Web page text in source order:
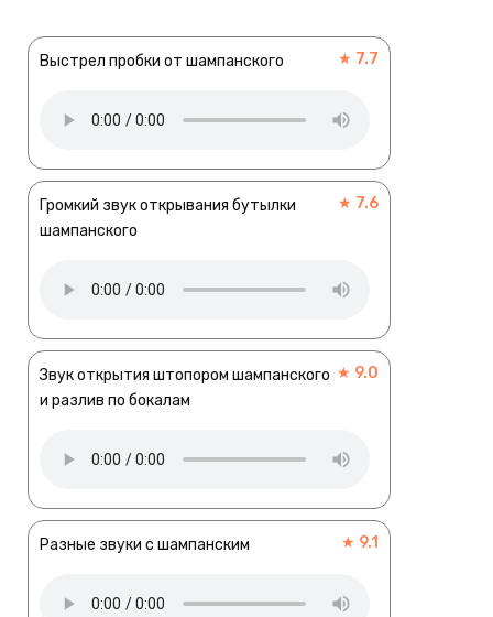
Выстрел пробки от шампанского ★ 7.7
Громкий звук открывания бутылки
шампанского
★ 7.6
Звук открытия штопором шампанского
и разлив по бокалам
★ 9.0
Разные звуки с шампанским ★ 9.1